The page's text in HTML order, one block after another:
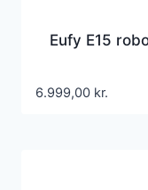
Eufy E15
6.999,00 kr.